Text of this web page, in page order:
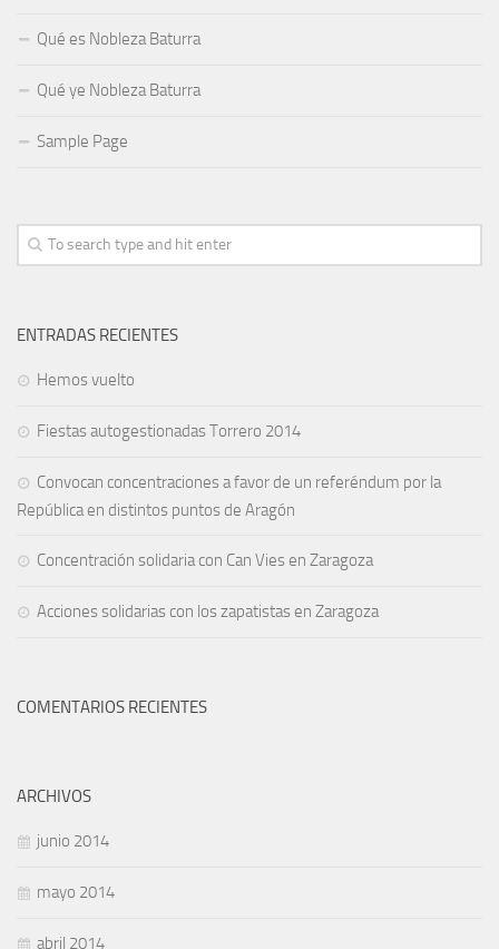
Qué es Nobleza Baturra
Qué ye Nobleza Baturra
Sample Page
ENTRADAS RECIENTES
Hemos vuelto
Fiestas autogestionadas Torrero 2014
Convocan concentraciones a favor de un referéndum por la
República en distintos puntos de Aragón
Concentración solidaria con Can Vies en Zaragoza
Acciones solidarias con los zapatistas en Zaragoza
COMENTARIOS RECIENTES
ARCHIVOS
junio 2014
mayo 2014
abril 2014